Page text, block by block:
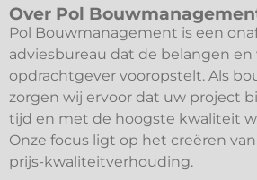
Over Pol
Pol Bouwmanagement is een
adviesbureau dat de belangen en
opdrachtgever vooropstelt. Als
zorgen wij ervoor dat uw project
tijd en met de hoogste kwaliteit
Onze focus ligt op het creëren
prijs-kwaliteitverhouding.